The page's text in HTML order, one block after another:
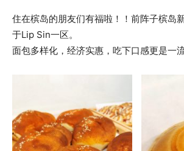
住在槟岛的朋友们有福啦！！前阵子槟岛
于Lip Sin一区。
面包多样化，经济实惠，吃下口感更是一